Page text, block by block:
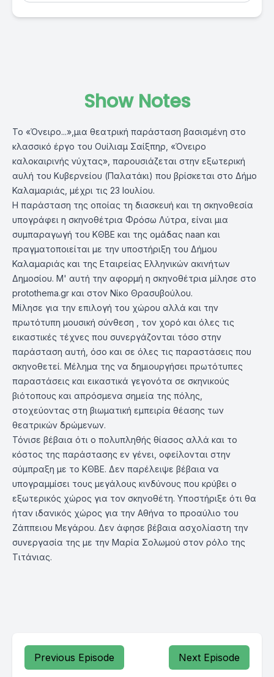
Show Notes
Το «Όνειρο...»,μια θεατρική παράσταση βασισμένη στο
κλασσικό έργο του Ουίλιαμ Σαίξπηρ, «Όνειρο
καλοκαιρινής νύχτας», παρουσιάζεται στην εξωτερική
αυλή του Κυβερνείου (Παλατάκι) που βρίσκεται στο Δήμο
Καλαμαριάς, μέχρι τις 23 Ιουλίου.
Η παράσταση της οποίας τη διασκευή και τη σκηνοθεσία
υπογράφει η σκηνοθέτρια Φρόσω Λύτρα, είναι μια
συμπαραγωγή του ΚΘΒΕ και της ομάδας naan και
πραγματοποιείται με την υποστήριξη του Δήμου
Καλαμαριάς και της Εταιρείας Ελληνικών ακινήτων
Δημοσίου. Μ' αυτή την αφορμή η σκηνοθέτρια μίλησε στο
protothema.gr και στον Νίκο Θρασυβούλου.
Μίλησε για την επιλογή του χώρου αλλά και την
πρωτότυπη μουσική σύνθεση , τον χορό και όλες τις
εικαστικές τέχνες που συνεργάζονται τόσο στην
παράσταση αυτή, όσο και σε όλες τις παραστάσεις που
σκηνοθετεί. Μέλημα της να δημιουργήσει πρωτότυπες
παραστάσεις και εικαστικά γεγονότα σε σκηνικούς
βιότοπους και απρόσμενα σημεία της πόλης,
στοχεύοντας στη βιωματική εμπειρία θέασης των
θεατρικών δρώμενων.
Τόνισε βέβαια ότι ο πολυπληθής θίασος αλλά και το
κόστος της παράστασης εν γένει, οφείλονται στην
σύμπραξη με το ΚΘΒΕ. Δεν παρέλειψε βέβαια να
υπογραμμίσει τους μεγάλους κινδύνους που κρύβει ο
εξωτερικός χώρος για τον σκηνοθέτη. Υποστήριξε ότι θα
ήταν ιδανικός χώρος για την Αθήνα το προαύλιο του
Ζάππειου Μεγάρου. Δεν άφησε βέβαια ασχολίαστη την
συνεργασία της με την Μαρία Σολωμού στον ρόλο της
Τιτάνιας.
Previous Episode Next Episode